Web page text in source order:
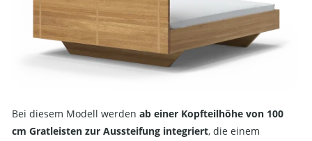
Bei diesem Modell werden ab einer Kopfteilhöhe von 100
cm Gratleisten zur Aussteifung integriert, die einem